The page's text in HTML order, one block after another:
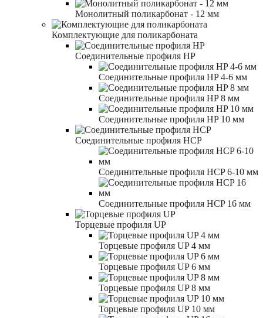
Монолитный поликарбонат - 12 мм
Комплектующие для поликарбоната
Соединительные профиля HP
Соединительные профиля HP 4-6 мм
Соединительные профиля HP 8 мм
Соединительные профиля HP 10 мм
Соединительные профиля HCP
Соединительные профиля HCP 6-10 мм
Соединительные профиля HCP 16 мм
Торцевые профиля UP
Торцевые профиля UP 4 мм
Торцевые профиля UP 6 мм
Торцевые профиля UP 8 мм
Торцевые профиля UP 10 мм